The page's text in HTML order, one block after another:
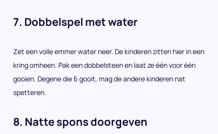
7. Dobbelspel met water
Zet een volle emmer water neer. De kinderen zitten hier in een
kring omheen. Pak een dobbelsteen en laat ze één voor één
gooien. Degene die 6 gooit, mag de andere kinderen nat
spetteren.
8. Natte spons doorgeven